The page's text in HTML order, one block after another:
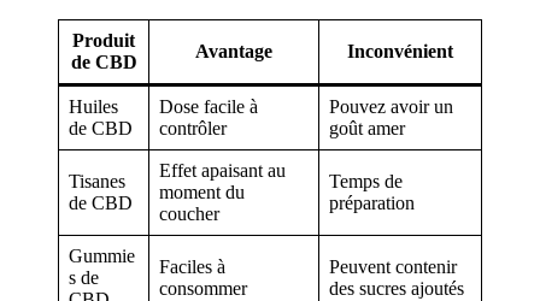
Produit
de CBD
Avantage Inconvénient
Huiles
de CBD
Dose facile à
contrôler
Pouvez avoir un
goût amer
Tisanes
de CBD
Effet apaisant au
moment du
coucher
Temps de
préparation
Gummie
s de
Faciles à
consommer
Peuvent contenir
des sucres ajoutés